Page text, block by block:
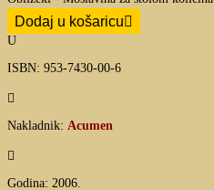
Dodaj u košaricu
U
ISBN: 953-7430-00-6

Nakladnik: Acumen

Godina: 2006.